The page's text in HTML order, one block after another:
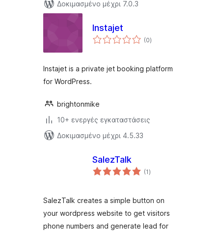
Δοκιμασμένο μέχρι 7.0.3
Instajet
(0αξιολογήσεις
σύνολο
)
Instajet is a private jet booking platform
for WordPress.
brightonmike
10+ ενεργές εγκαταστάσεις
Δοκιμασμένο μέχρι 4.5.33
SalezTalk
(1αξιολογήσεις
σύνολο
)
SalezTalk creates a simple button on
your wordpress website to get visitors
phone numbers and generate lead for